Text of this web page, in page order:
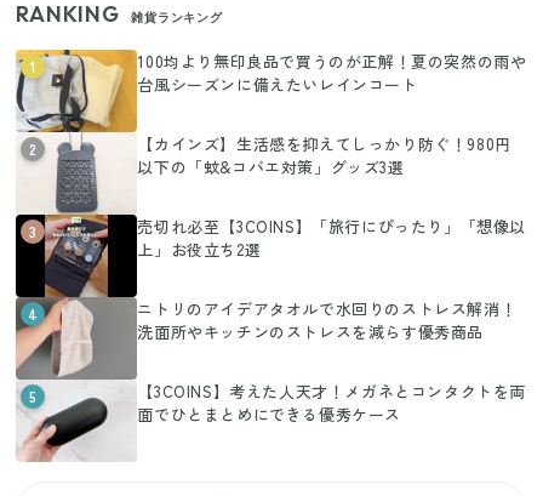
RANKING 雑貨ランキング
1
100均より無印良品で買うのが正解！夏の突然の雨や
台風シーズンに備えたいレインコート
2
【カインズ】生活感を抑えてしっかり防ぐ！980円
以下の「蚊&コバエ対策」グッズ3選
3
売切れ必至【3COINS】「旅行にぴったり」「想像以
上」お役立ち2選
4
ニトリのアイデアタオルで水回りのストレス解消！
洗面所やキッチンのストレスを減らす優秀商品
5
【3COINS】考えた人天才！メガネとコンタクトを両
面でひとまとめにできる優秀ケース